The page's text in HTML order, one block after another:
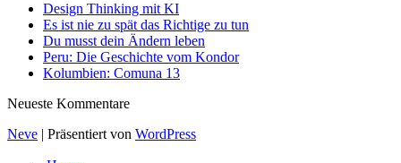
Design Thinking mit KI
Es ist nie zu spät das Richtige zu tun
Du musst dein Ändern leben
Peru: Die Geschichte vom Kondor
Kolumbien: Comuna 13
Neueste Kommentare
Neve | Präsentiert von WordPress